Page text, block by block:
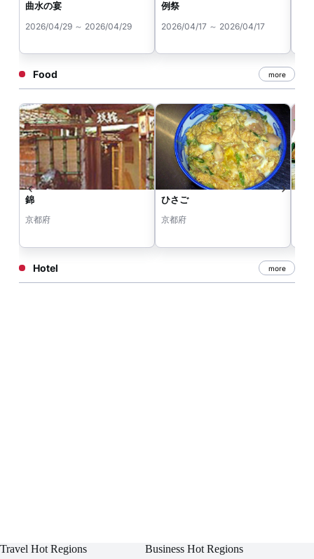
曲水の宴
2026/04/29 ～ 2026/04/29
例祭
2026/04/17 ～ 2026/04/17
Food more
錦
京都府
ひさご
京都府
Hotel more
Travel Hot Regions Business Hot Regions